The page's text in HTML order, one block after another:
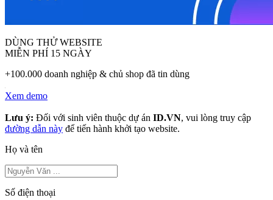
DÙNG THỬ WEBSITE
MIỄN PHÍ 15 NGÀY
+100.000 doanh nghiệp & chủ shop đã tin dùng
Xem demo
Lưu ý: Đối với sinh viên thuộc dự án ID.VN, vui lòng truy cập
đường dẫn này để tiến hành khởi tạo website.
Họ và tên
Số điện thoại